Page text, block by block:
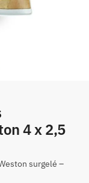
4 x 2,5
surgelé –